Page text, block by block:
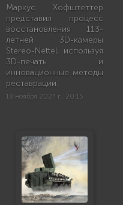
Маркус Хофштеттер
представил процесс
восстановления 113-
летней 3D-камеры
Stereo-Nettel, используя
3D-печать и
инновационные методы
реставрации.
18 ноября 2024 г., 20:15